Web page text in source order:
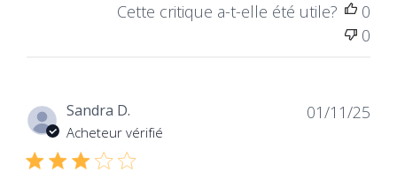
Cette critique a-t-elle été utile?
0
0
Sandra D.
Acheteur vérifié
01/11/25